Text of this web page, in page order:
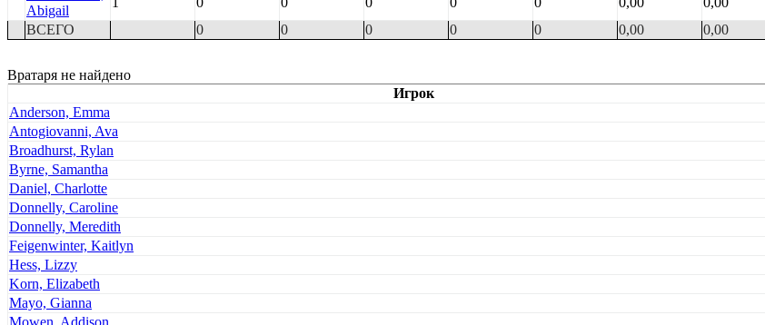
Abigail
ВСЕГО
0 0 0 0 0 0,00 0,00
Вратаря не найдено
Игрок
Anderson, Emma
Antogiovanni, Ava
Broadhurst, Rylan
Byrne, Samantha
Daniel, Charlotte
Donnelly, Caroline
Donnelly, Meredith
Feigenwinter, Kaitlyn
Hess, Lizzy
Korn, Elizabeth
Mayo, Gianna
Mowen, Addison